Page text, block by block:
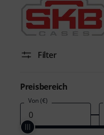
Filter
Preisbereich
Von (€)